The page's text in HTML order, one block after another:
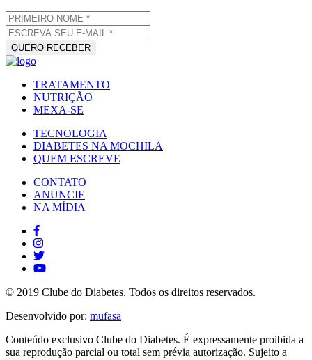
TRATAMENTO
NUTRIÇÃO
MEXA-SE
TECNOLOGIA
DIABETES NA MOCHILA
QUEM ESCREVE
CONTATO
ANUNCIE
NA MÍDIA
© 2019 Clube do Diabetes. Todos os direitos reservados.
Desenvolvido por: mufasa
Conteúdo exclusivo Clube do Diabetes. É expressamente proibida a
sua reprodução parcial ou total sem prévia autorização. Sujeito a